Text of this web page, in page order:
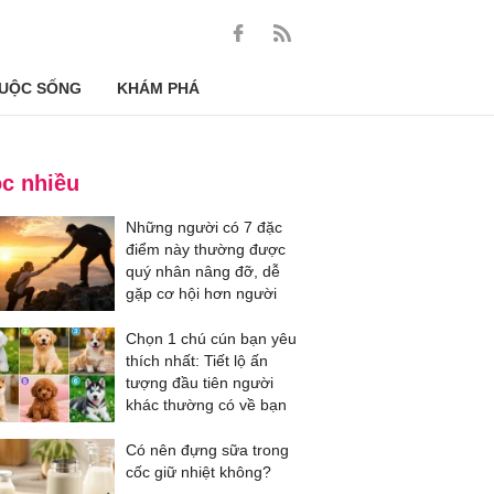
SỐNG KHÁM PHÁ
nhiều
Những người có 7 đặc
điểm này thường được
quý nhân nâng đỡ, dễ
gặp cơ hội hơn người
Chọn 1 chú cún bạn yêu
thích nhất: Tiết lộ ấn
tượng đầu tiên người
khác thường có về bạn
Có nên đựng sữa trong
cốc giữ nhiệt không?